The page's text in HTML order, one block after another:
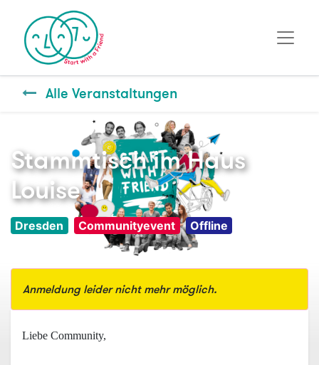
Alle Veranstaltungen
Stammtisch im Haus
Louise
Dresden Communityevent Offline
Anmeldung leider nicht mehr möglich.
Liebe Community,